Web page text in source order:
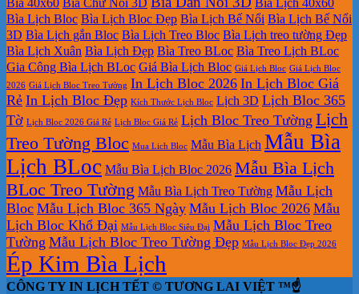
Bìa Lịch Bloc Bìa Lịch Bloc Đẹp Bìa Lịch Bế Nổi Bìa Lịch Bế Nổi
3D Bìa Lịch gắn Bloc Bìa Lịch Treo Bloc Bìa Lịch treo tường Đẹp
Bìa Lịch Xuân Bìa Lịch Đẹp Bìa Treo BLoc Bìa Treo Lịch BLoc
Gia Công Bìa Lịch BLoc Giá Bìa Lịch Bloc Giá Lịch Bloc Giá Lịch Bloc
2026 Giá Lịch Bloc Treo Tường In Lịch Bloc 2026 In Lịch Bloc Giá
Rẻ In Lịch Bloc Đẹp Kích Thước Lịch Bloc Lịch 3D Lịch Bloc 365
Tờ Lịch Bloc 2026 Giá Rẻ Lịch Bloc Giá Rẻ Lịch Bloc Treo Tường Lịch
Treo Tường Bloc Mua Lich Bloc Mẫu Bìa Lịch Mẫu Bìa
Lịch BLoc Mẫu Bìa Lịch Bloc 2026 Mẫu Bìa Lịch
BLoc Treo Tường Mẫu Bìa Lịch Treo Tường Mẫu Lịch
Bloc Mẫu Lịch Bloc 365 Ngày Mẫu Lịch Bloc 2026 Mẫu
Lịch Bloc Khổ Đại Mẫu Lịch Bloc Siêu Đại Mẫu Lịch Bloc Treo
Tường Mẫu Lịch Bloc Treo Tường Đẹp Mẫu Lịch Bloc Đẹp 2026
Ép Kim Bìa Lịch
CÔNG TY IN LỊCH TẾT © TƯƠNG LAI VIỆT ™☝️